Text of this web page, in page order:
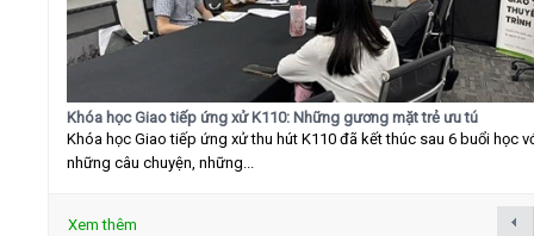
Khóa học Giao tiếp ứng xử K110: Những gương mặt trẻ ưu tú
Khóa học Giao tiếp ứng xử thu hút K110 đã kết thúc sau 6 buổi học
những câu chuyện, những...
Xem thêm